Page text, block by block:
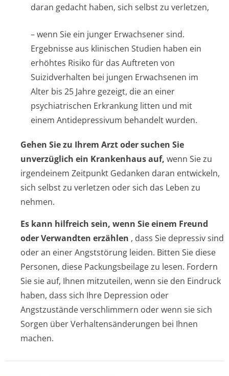
daran gedacht haben, sich selbst zu verletzen,
– wenn Sie ein junger Erwachsener sind.
Ergebnisse aus klinischen Studien haben ein
erhöhtes Risiko für das Auftreten von
Suizidverhalten bei jungen Erwachsenen im
Alter bis 25 Jahre gezeigt, die an einer
psychiatrischen Erkrankung litten und mit
einem Antidepressivum behandelt wurden.
Gehen Sie zu Ihrem Arzt oder suchen Sie
unverzüglich ein Krankenhaus auf, wenn Sie zu
irgendeinem Zeitpunkt Gedanken daran entwickeln,
sich selbst zu verletzen oder sich das Leben zu
nehmen.
Es kann hilfreich sein, wenn Sie einem Freund
oder Verwandten erzählen , dass Sie depressiv sind
oder an einer Angststörung leiden. Bitten Sie diese
Personen, diese Packungsbeilage zu lesen. Fordern
Sie sie auf, Ihnen mitzuteilen, wenn sie den Eindruck
haben, dass sich Ihre Depression oder
Angstzustände verschlimmern oder wenn sie sich
Sorgen über Verhaltensände­rungen bei Ihnen
machen.